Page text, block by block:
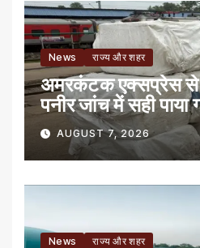
News राज्य और शहर
अमरकंटक एक्सप्रेस से
पनीर जांच में सही पाया
AUGUST 7, 2026
News राज्य और शहर